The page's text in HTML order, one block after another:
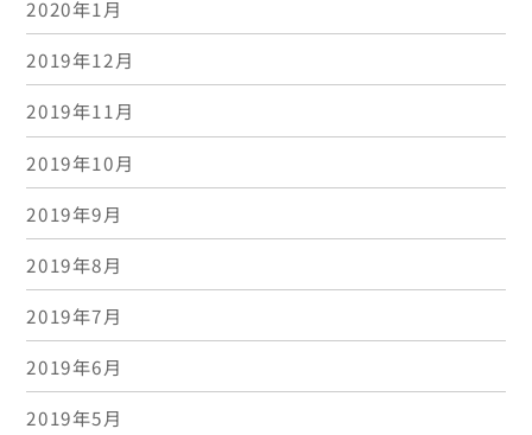
2020年1月
2019年12月
2019年11月
2019年10月
2019年9月
2019年8月
2019年7月
2019年6月
2019年5月